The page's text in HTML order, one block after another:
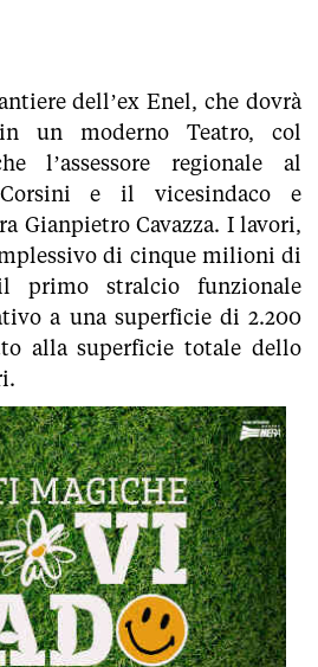
dell’ex Enel, che dovrà
un moderno Teatro, col
l’assessore regionale al
e il vicesindaco e
Gianpietro Cavazza. I lavori,
di cinque milioni di
primo stralcio funzionale
a una superficie di 2.200
alla superficie totale dello